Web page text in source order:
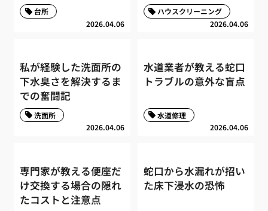
2026.04.06
台所
2026.04.06
ハウスクリーニング
私が経験した洗面所の
下水臭さを解決するま
での奮闘記
2026.04.06
洗面所
水道業者が教える蛇口
トラブルの意外な盲点
2026.04.06
水道修理
専門家が教える便座だ
け交換する場合の隠れ
たコストと注意点
蛇口から水漏れが招い
た床下浸水の恐怖